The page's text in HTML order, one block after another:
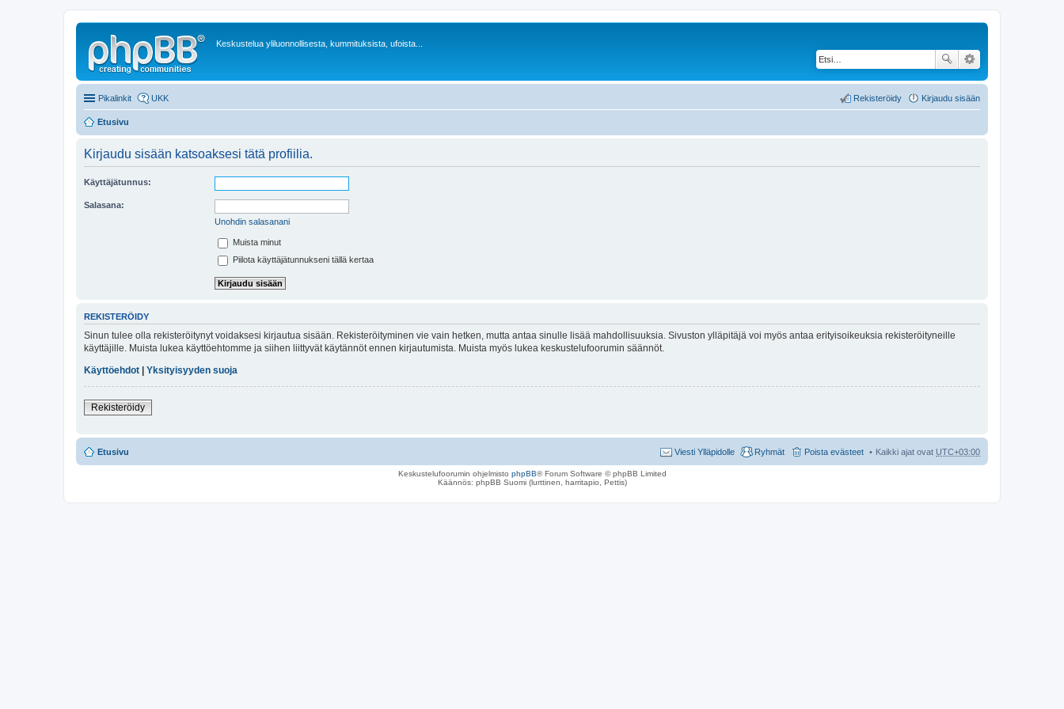
Keskustelua yliluonnollisesta, kummituksista, ufoista...
Pikalinkit UKK Kirjaudu sisään
Rekisteröidy
Etusivu
Kirjaudu sisään katsoaksesi tätä profiilia.
Käyttäjätunnus:
Salasana:
Unohdin salasanani
Muista minut
Piilota käyttäjätunnukseni tällä kertaa
REKISTERÖIDY
Sinun tulee olla rekisteröitynyt voidaksesi kirjautua sisään. Rekisteröityminen vie vain hetken, mutta antaa sinulle lisää mahdollisuuksia. Sivuston ylläpitäjä voi myös antaa erityisoikeuksia rekisteröityneille
käyttäjille. Muista lukea käyttöehtomme ja siihen liittyvät käytännöt ennen kirjautumista. Muista myös lukea keskustelufoorumin säännöt.
Käyttöehdot | Yksityisyyden suoja
Rekisteröidy
Etusivu Kaikki ajat ovat UTC+03:00
Poista evästeet
Ryhmät
Viesti Ylläpidolle
Keskustelufoorumin ohjelmisto phpBB® Forum Software © phpBB Limited
Käännös: phpBB Suomi (lurttinen, harritapio, Pettis)